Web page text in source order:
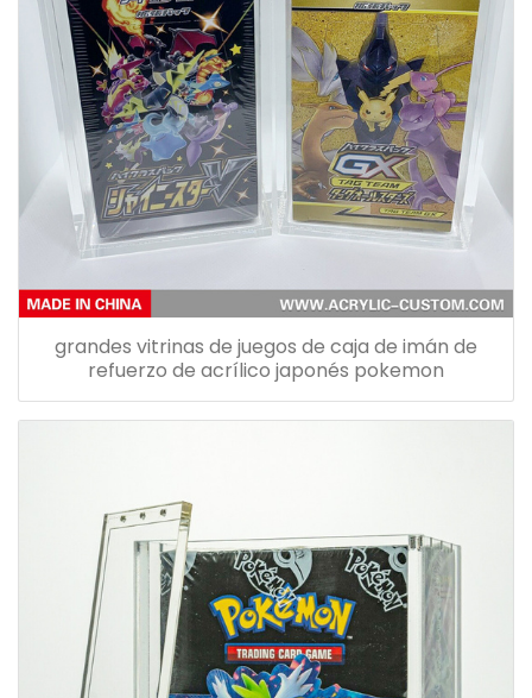
grandes vitrinas de juegos de caja de imán de
refuerzo de acrílico japonés pokemon